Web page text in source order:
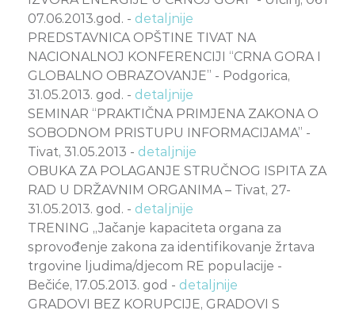
07.06.2013.god. - detaljnije
PREDSTAVNICA OPŠTINE TIVAT NA
NACIONALNOJ KONFERENCIJI “CRNA GORA I
GLOBALNO OBRAZOVANJE” - Podgorica,
31.05.2013. god. - detaljnije
SEMINAR “PRAKTIČNA PRIMJENA ZAKONA O
SOBODNOM PRISTUPU INFORMACIJAMA” -
Tivat, 31.05.2013 - detaljnije
OBUKA ZA POLAGANJE STRUČNOG ISPITA ZA
RAD U DRŽAVNIM ORGANIMA – Tivat, 27-
31.05.2013. god. - detaljnije
TRENING „Jačanje kapaciteta organa za
sprovođenje zakona za identifikovanje žrtava
trgovine ljudima/djecom RE populacije -
Bečiće, 17.05.2013. god - detaljnije
GRADOVI BEZ KORUPCIJE, GRADOVI S